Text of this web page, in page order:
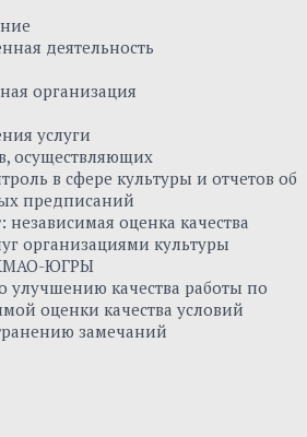
деятельность
организация
услуги
осуществляющих
в сфере культуры и отчетов об
предписаний
оценка качества
организациями культуры
ХМАО-ЮГРЫ
качества работы по
оценки качества условий
замечаний